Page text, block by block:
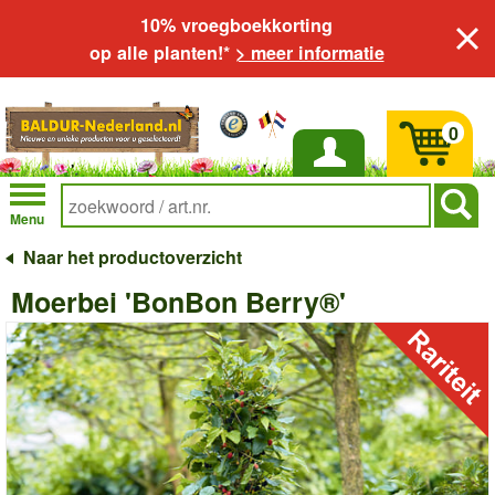
10% vroegboekkorting
op alle planten!* > meer informatie
Inloggen
Menu
0
Naar het productoverzicht
Moerbei 'BonBon Berry®'